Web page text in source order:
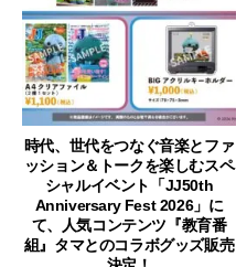
時代、世代をつなぐ音楽とファ
ッション＆トークを楽しむスペ
シャルイベント「JJ50th
Anniversary Fest 2026」に
て、人気コンテンツ『教育番
組』タマとのコラボグッズ販売